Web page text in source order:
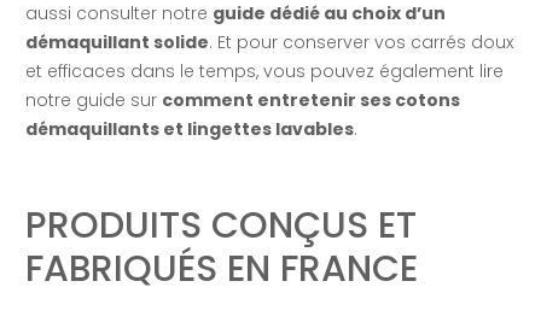
aussi consulter notre guide dédié au choix d’un
démaquillant solide. Et pour conserver vos carrés doux
et efficaces dans le temps, vous pouvez également lire
notre guide sur comment entretenir ses cotons
démaquillants et lingettes lavables.
PRODUITS CONÇUS ET
FABRIQUÉS EN FRANCE